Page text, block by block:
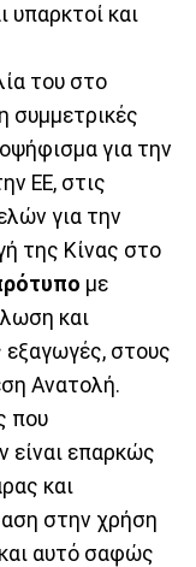
υπαρκτοί και
του στο
συμμετρικές
για την
ΕΕ, στις
για την
της Κίνας στο
με
και
εξαγωγές, στους
Ανατολή.
που
είναι επαρκώς
και
στην χρήση
αυτό σαφώς